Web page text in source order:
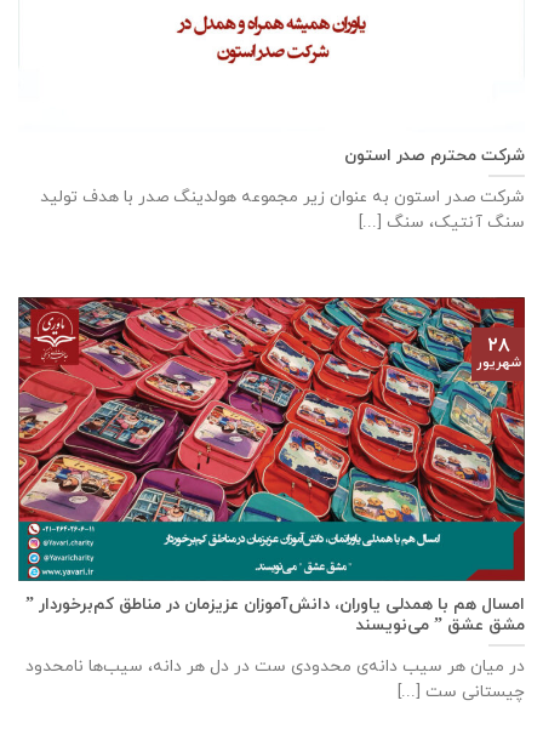
شرکت محترم صدر استون
شرکت صدر استون به عنوان زیر مجموعه هولدینگ صدر با هدف تولید
سنگ آنتیک، سنگ [...]
امسال هم با همدلی یاوران، دانش‌آموزان عزیزمان در مناطق کم‌برخوردار ”
مشق عشق ” می‌نویسند
در میان هر سیب دانه‌ی محدودی ست در دل هر دانه، سیب‌ها نامحدود
چیستانی ست [...]
۲۸
شهریور